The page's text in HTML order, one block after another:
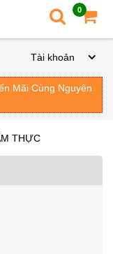
0
Tài khoản
Mãi Cùng Nguyên
THỰC